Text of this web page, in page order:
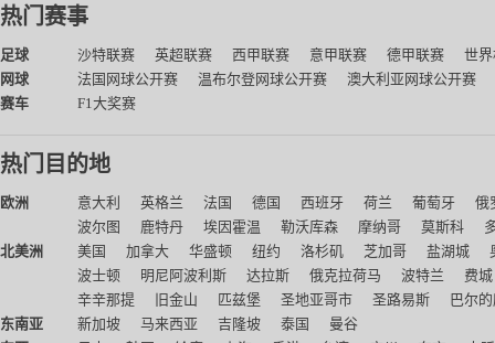
热门赛事
足球 沙特联赛 英超联赛 西甲联赛 意甲联赛 德甲联赛
世
网球
法国网球公开赛 温布尔登网球公开赛
澳大利亚网球公开赛
赛车
F1大奖赛
热门目的地
欧洲 意大利 英格兰 法国 德国 西班牙 荷兰 葡萄牙
俄
波尔图
鹿特丹 埃因霍温 勒沃库森 摩纳哥 莫斯科
北美洲
美国 加拿大 华盛顿 纽约 洛杉矶 芝加哥 盐湖城
波士顿
明尼阿波利斯 达拉斯 俄克拉荷马 波特兰
费城
辛辛那提
旧金山 匹兹堡 圣地亚哥市 圣路易斯
巴尔
东南亚
新加坡 马来西亚 吉隆坡 泰国
曼谷